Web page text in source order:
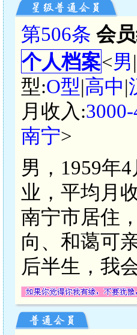
第506条 会
个人档案<男|
型:O型|高中|
月收入:
南宁>
男，1959年
业，平均月
南宁市居住
向、和蔼可
后半生，我